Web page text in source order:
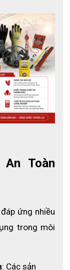
nắm vật dễ hơn.
An Toàn
ứng nhiều
trong môi
: Các sản